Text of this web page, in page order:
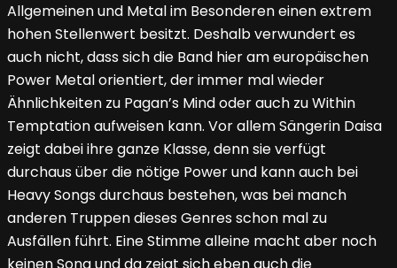
Allgemeinen und Metal im Besonderen einen extrem
hohen Stellenwert besitzt. Deshalb verwundert es
auch nicht, dass sich die Band hier am europäischen
Power Metal orientiert, der immer mal wieder
Ähnlichkeiten zu Pagan’s Mind oder auch zu Within
Temptation aufweisen kann. Vor allem Sängerin Daisa
zeigt dabei ihre ganze Klasse, denn sie verfügt
durchaus über die nötige Power und kann auch bei
Heavy Songs durchaus bestehen, was bei manch
anderen Truppen dieses Genres schon mal zu
Ausfällen führt. Eine Stimme alleine macht aber noch